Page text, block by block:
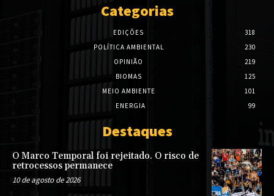
Categorias
EDIÇÕES
318
POLÍTICA AMBIENTAL
230
OPINIÃO
219
BIOMAS
125
MEIO AMBIENTE
101
ENERGIA
99
Destaques
O Marco Temporal foi rejeitado. O risco de
retrocessos permanece
10 de agosto de 2026